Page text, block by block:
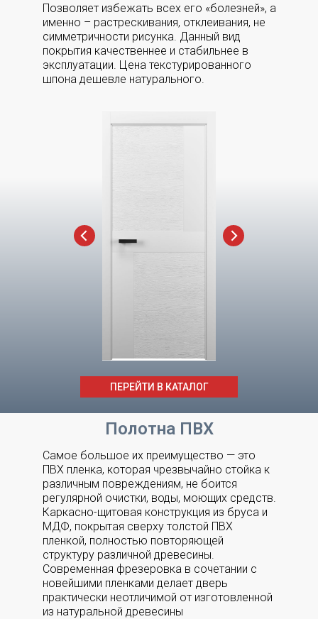
Позволяет избежать всех его «болезней», а
именно – растрескивания, отклеивания, не
симметричности рисунка. Данный вид
покрытия качественнее и стабильнее в
эксплуатации. Цена текстурированного
шпона дешевле натурального.
ПЕРЕЙТИ В КАТАЛОГ
Полотна ПВХ
Самое большое их преимущество — это
ПВХ пленка, которая чрезвычайно стойка к
различным повреждениям, не боится
регулярной очистки, воды, моющих средств.
Каркасно-щитовая конструкция из бруса и
МДФ, покрытая сверху толстой ПВХ
пленкой, полностью повторяющей
структуру различной древесины.
Современная фрезеровка в сочетании с
новейшими пленками делает дверь
практически неотличимой от изготовленной
из натуральной древесины